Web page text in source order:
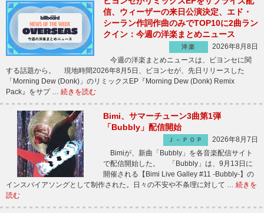
信、ウィーザーの来日公演決定、エド・
シーラン作詞作曲のみでTOP10に2曲ラン
クイン：今週の洋楽まとめニュース
洋楽
2026年8月8日
今週の洋楽まとめニュースは、ビヨンセに関
する話題から。 現地時間2026年8月5日、ビヨンセが、先日リリースした
「Morning Dew (Donk)」のリミックスEP『Morning Dew (Donk) Remix
Pack』をサプ … 続きを読む
Bimi、サマーチューン3曲第1弾
「Bubbly」配信開始
Ｊ－ＰＯＰ
2026年8月7日
Bimiが、新曲「Bubbly」を各音楽配信サイト
で配信開始した。 「Bubbly」は、9月13日に
開催される【Bimi Live Galley #11 -Bubbly-】の
インスパイアソングとして制作された。日々の不安や不条理に対して … 続きを
読む